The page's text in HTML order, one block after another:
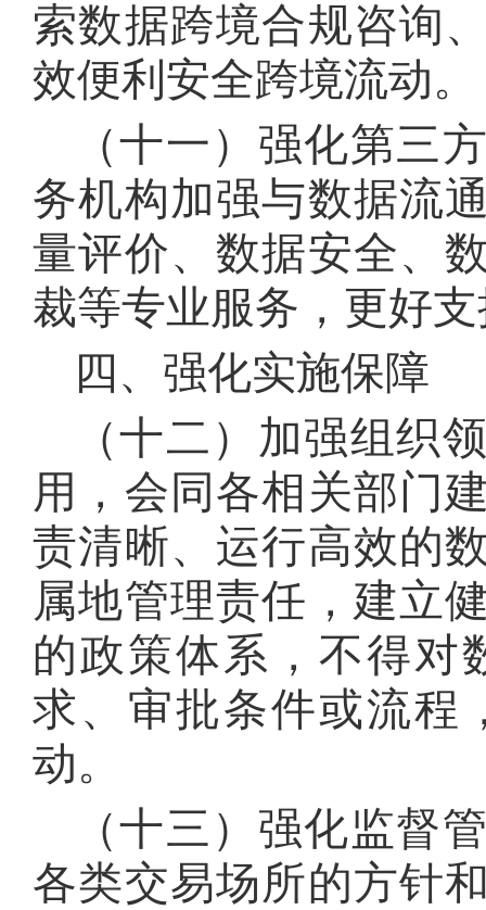
索数据跨境合规咨询
效便利安全跨境流动。
（十一）强化第三
务机构加强与数据流
量评价、数据安全、
裁等专业服务，更好
四、强化实施保障
（十二）加强组织
用，会同各相关部门
责清晰、运行高效的
属地管理责任，建立
的政策体系，不得对
求、审批条件或流程
动。
（十三）强化监督
各类交易场所的方针